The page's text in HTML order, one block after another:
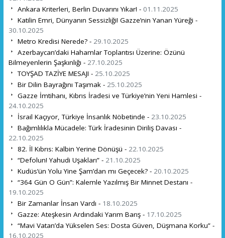
Ankara Kriterleri, Berlin Duvarını Yıkar! - 01.11.2025
Katilin Emri, Dünyanın Sessizliği! Gazze’nin Yanan Yüreği -
30.10.2025
Metro Kredisi Nerede? - 29.10.2025
Azerbaycan’daki Hahamlar Toplantısı Üzerine: Özünü
Bilmeyenlerin Şaşkınlığı - 27.10.2025
TOYŞAD TAZİYE MESAJI - 25.10.2025
Bir Dilin Bayrağını Taşımak - 25.10.2025
Gazze İmtihanı, Kıbrıs İradesi ve Türkiye’nin Yeni Hamlesi -
24.10.2025
İsrail Kaçıyor, Türkiye İnsanlık Nöbetinde - 23.10.2025
Bağımlılıkla Mücadele: Türk İradesinin Diriliş Davası -
22.10.2025
82. İl Kıbrıs: Kalbin Yerine Dönüşü - 22.10.2025
“Defolun! Yahudi Uşakları” - 21.10.2025
Kudüs’ün Yolu Yine Şam’dan mı Geçecek? - 20.10.2025
“364 Gün O Gün”: Kalemle Yazılmış Bir Minnet Destanı -
19.10.2025
Bir Zamanlar İnsan Vardı - 18.10.2025
Gazze: Ateşkesin Ardındaki Yarım Barış - 17.10.2025
“Mavi Vatan’da Yükselen Ses: Dosta Güven, Düşmana Korku” -
16.10.2025